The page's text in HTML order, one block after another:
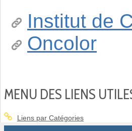
Institut de
Oncolor
MENU DES LIENS
Liens par Catégories